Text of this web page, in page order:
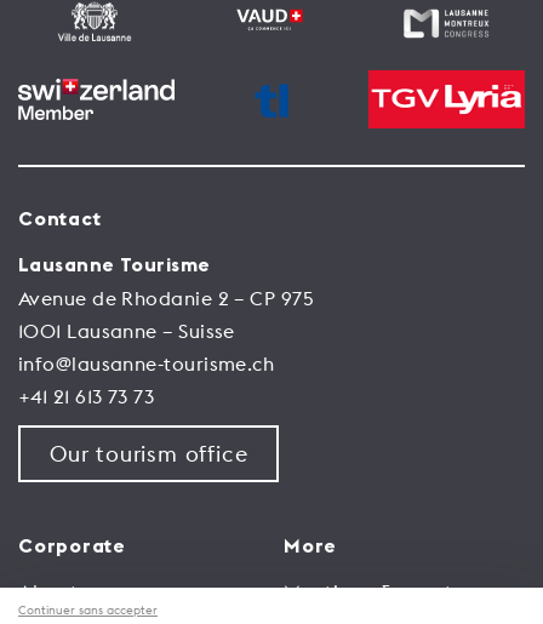
Contact
Lausanne Tourisme
Avenue de Rhodanie 2 – CP 975
1001 Lausanne – Suisse
info@lausanne-tourisme.ch
+41 21 613 73 73
Our tourism office
Corporate
About us
More
Meetings & events
Continuer sans accepter